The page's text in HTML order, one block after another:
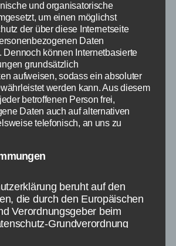
VERMEIDEN
haben Sie dafür zu
dass die Mindestabstände
an einzelnen
den Aufenthalt
Besucher vorab planen.
und organisatorische
um einen möglichst
der über diese Internetseite
Daten
Dennoch können Internetbasierte
grundsätzlich
aufweisen, sodass ein absoluter
werden kann. Aus diesem
betroffenen Person frei,
Daten auch auf alternativen
telefonisch, an uns zu
beruht auf den
die durch den Europäischen
Verordnungsgeber beim
Grundverordnung